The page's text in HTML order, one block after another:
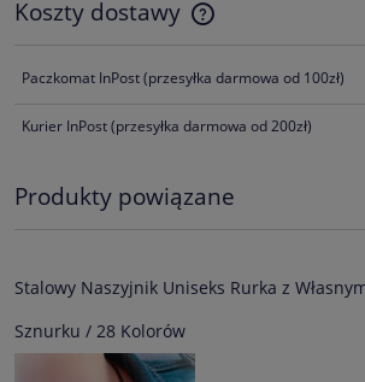
Koszty dostawy
Cena nie zawiera ewentualnych kosztów
Paczkomat InPost(przesyłka darmowa od 100zł)
Kurier InPost(przesyłka darmowa od 200zł)
Produkty powiązane
Stalowy Naszyjnik Uniseks Rurka z
Sznurku / 28 Kolorów